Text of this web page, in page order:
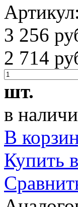
Артикул:
3 256
2 714
шт.
в
В
Купить